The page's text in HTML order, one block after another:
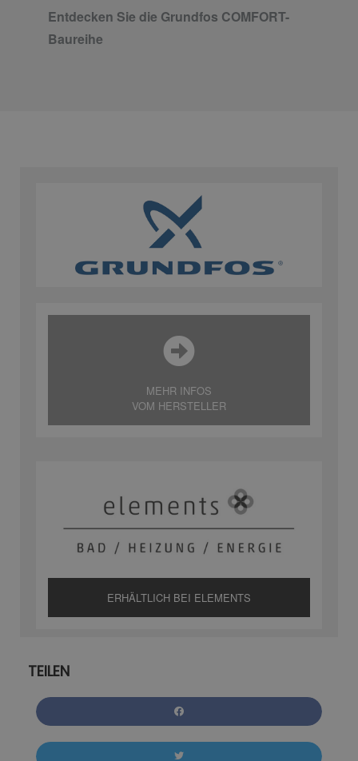
Entdecken Sie die Grundfos COMFORT-
Baureihe
MEHR INFOS
VOM HERSTELLER
ERHÄLTLICH BEI ELEMENTS
TEILEN